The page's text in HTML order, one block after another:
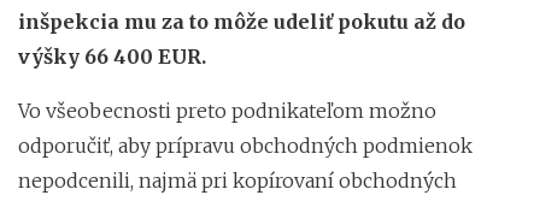
inšpekcia mu za to môže udeliť pokutu až do
výšky 66 400 EUR.
Vo všeobecnosti preto podnikateľom možno
odporučiť, aby prípravu obchodných podmienok
nepodcenili, najmä pri kopírovaní obchodných